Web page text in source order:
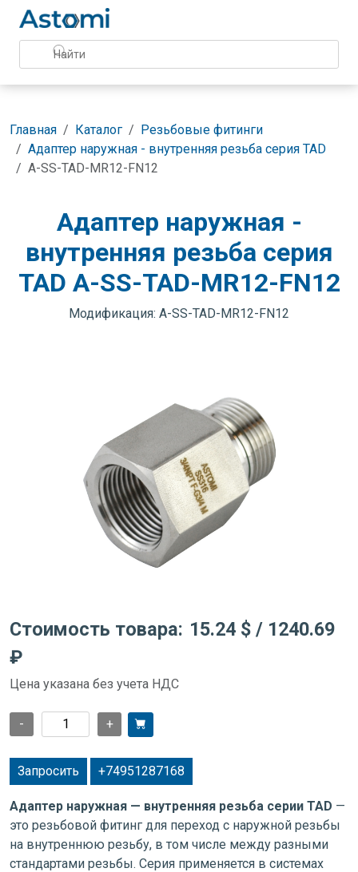
Главная Каталог
Резьбовые фитинги
Адаптер наружная - внутренняя резьба серия TAD
A-SS-TAD-MR12-FN12
Адаптер наружная -
внутренняя резьба серия
TAD A-SS-TAD-MR12-FN12
Модификация: A-SS-TAD-MR12-FN12
Стоимость товара: 15.24 $ / 1240.69
₽
Цена указана без учета НДС
- +
Запросить +74951287168
Адаптер наружная — внутренняя резьба серии TAD —
это резьбовой фитинг для переход с наружной резьбы
на внутреннюю резьбу, в том числе между разными
стандартами резьбы. Серия применяется в системах